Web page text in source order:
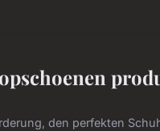
den perfekten